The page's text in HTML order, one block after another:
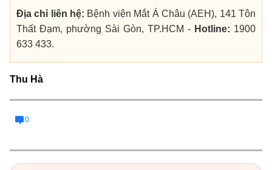
Địa chỉ liên hệ: Bệnh viện Mắt Á Châu (AEH), 141 Tôn
Thất Đạm, phường Sài Gòn, TP.HCM - Hotline: 1900
633 433.
Thu Hà
0